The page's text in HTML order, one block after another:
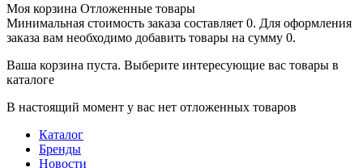
Моя корзина Отложенные товары
Минимальная стоимость заказа составляет 0. Для оформления
заказа вам необходимо добавить товары на сумму 0.
Ваша корзина пуста. Выберите интересующие вас товары в
каталоге
В настоящий момент у вас нет отложенных товаров
Каталог
Бренды
Новости